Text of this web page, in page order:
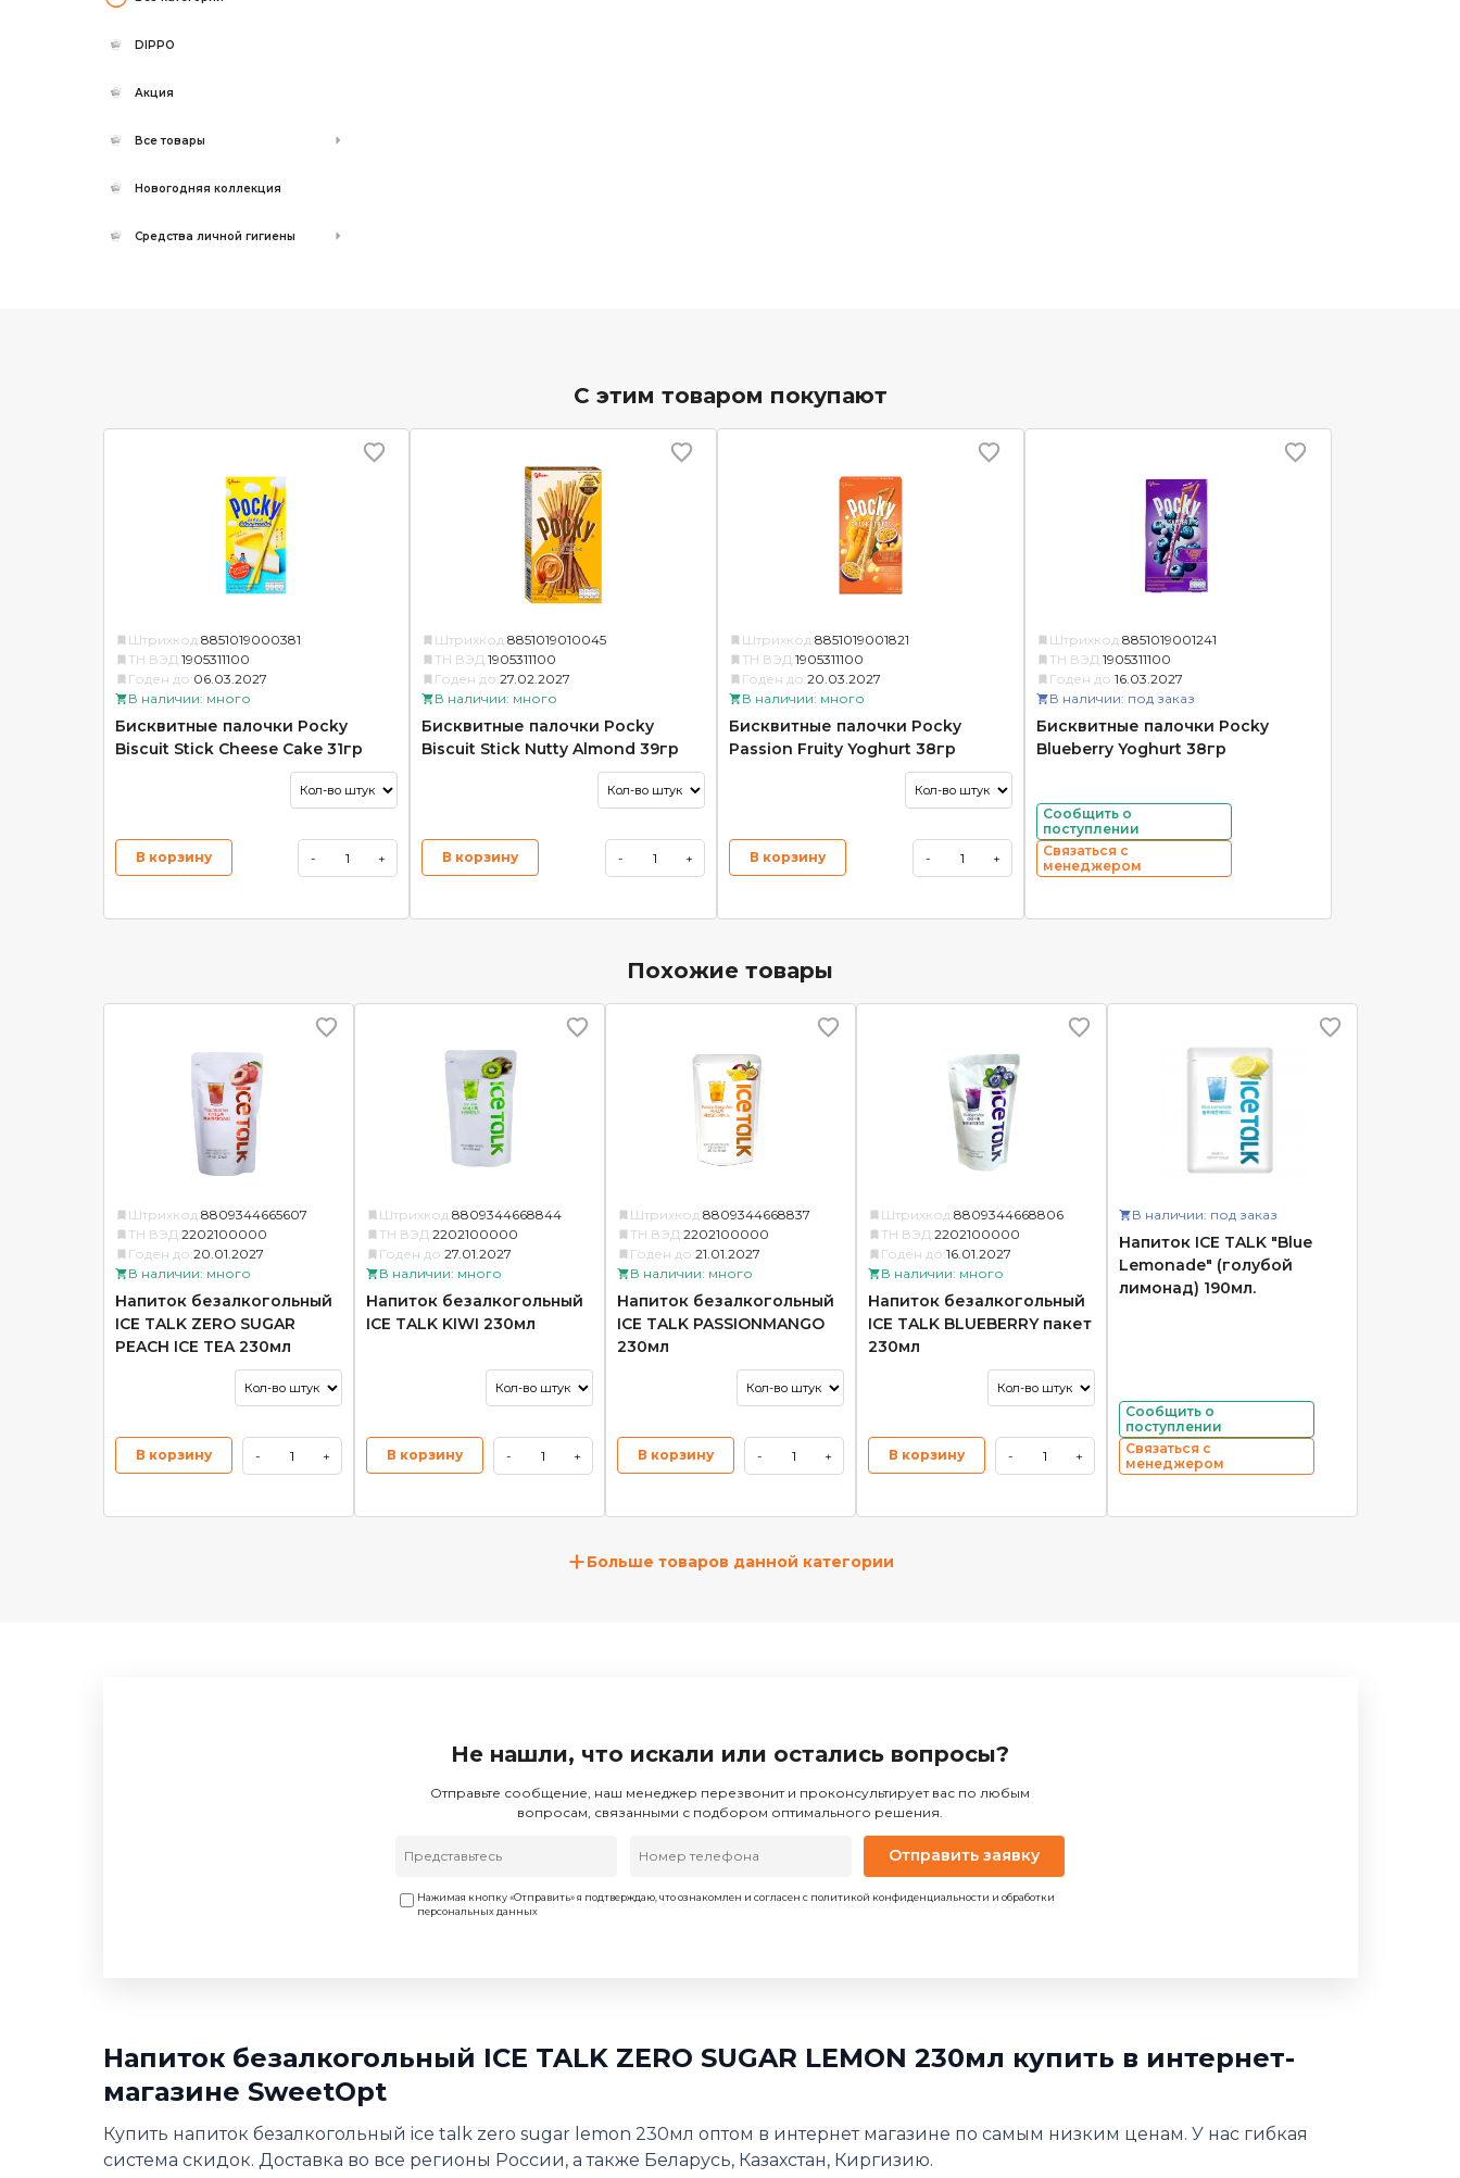
DIPPO
Акция
Все товары
Новогодняя коллекция
Средства личной гигиены
С этим товаром покупают
Штрихкод: 8851019000381
ТН ВЭД: 1905311100
Годен до: 06.03.2027
В наличии: много
Бисквитные палочки Pocky
Biscuit Stick Cheese Cake 31гр
В корзину - +
Штрихкод:8851019010045
ТН ВЭД:1905311100
Годен до:27.02.2027
В наличии: много
Бисквитные палочки Pocky
Biscuit Stick Nutty Almond 39гр
В корзину - +
Штрихкод: 8851019001821
ТН ВЭД: 1905311100
Годен до: 20.03.2027
В наличии: много
Бисквитные палочки Pocky
Passion Fruity Yoghurt 38гр
В корзину - +
Штрихкод: 8851019001241
ТН ВЭД: 1905311100
Годен до: 16.03.2027
В наличии: под заказ
Бисквитные палочки Pocky
Blueberry Yoghurt 38гр
Сообщить о
поступлении
Связаться с
менеджером
Похожие товары
Штрихкод: 8809344665607
ТН ВЭД: 2202100000
Годен до: 20.01.2027
В наличии: много
Напиток безалкогольный
ICE TALK ZERO SUGAR
PEACH ICE TEA 230мл
В корзину - +
Штрихкод: 8809344668844
ТН ВЭД: 2202100000
Годен до: 27.01.2027
В наличии: много
Напиток безалкогольный
ICE TALK KIWI 230мл
В корзину - +
Штрихкод: 8809344668837
ТН ВЭД: 2202100000
Годен до: 21.01.2027
В наличии: много
Напиток безалкогольный
ICE TALK PASSIONMANGO
230мл
В корзину - +
Штрихкод: 8809344668806
ТН ВЭД: 2202100000
Годен до: 16.01.2027
В наличии: много
Напиток безалкогольный
ICE TALK BLUEBERRY пакет
230мл
В корзину - +
В наличии: под заказ
Напиток ICE TALK "Blue
Lemonade" (голубой
лимонад) 190мл.
Сообщить о
поступлении
Связаться с
менеджером
+Больше товаров данной категории
Не нашли, что искали или остались вопросы?
Отправьте сообщение, наш менеджер перезвонит и проконсультирует вас по любым
вопросам, связанными с подбором оптимального решения.
Отправить заявку
Нажимая кнопку «Отправить» я подтверждаю, что ознакомлен и согласен с политикой конфиденциальности и обработки
персональных данных
Напиток безалкогольный ICE TALK ZERO SUGAR LEMON 230мл купить в интернет-
магазине SweetOpt
Купить напиток безалкогольный ice talk zero sugar lemon 230мл оптом в интернет магазине по самым низким ценам. У нас гибкая
система скидок. Доставка во все регионы России, а также Беларусь, Казахстан, Киргизию.